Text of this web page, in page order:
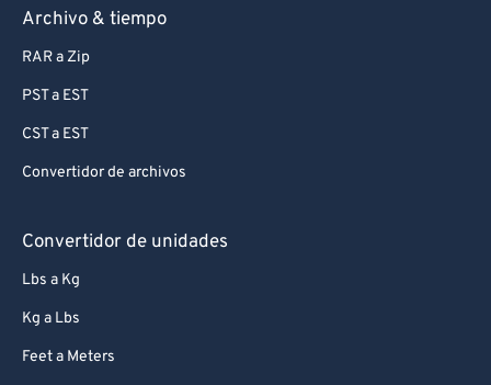
Archivo & tiempo
RAR a Zip
PST a EST
CST a EST
Convertidor de archivos
Convertidor de unidades
Lbs a Kg
Kg a Lbs
Feet a Meters